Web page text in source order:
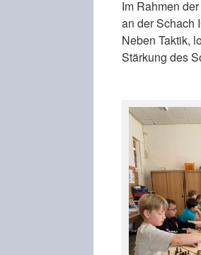
Im Rahmen
an der Schach
Neben Taktik,
Stärkung des